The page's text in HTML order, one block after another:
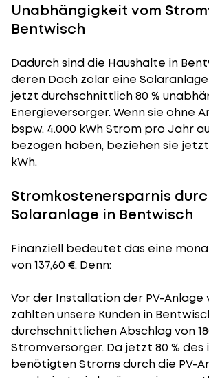
Unabhängigkeit vom
Bentwisch
Dadurch sind die Haushalte in
deren Dach zolar eine
jetzt durchschnittlich 80 %
Energieversorger. Wenn sie ohne
bspw. 4.000 kWh Strom pro Jahr
bezogen haben, beziehen sie
kWh.
Stromkostenersparnis
Solaranlage in Bentwisch
Finanziell bedeutet das eine
von 137,60 €. Denn:
Vor der Installation der PV-Anlage
zahlten unsere Kunden in
durchschnittlichen Abschlag von
Stromversorger. Da jetzt 80 % des
benötigten Stroms durch die PV-